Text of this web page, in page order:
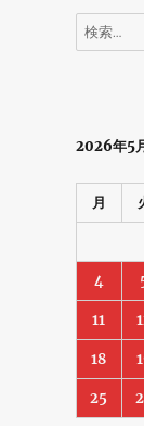
検
索:
2026年5
月
4
11
18
25